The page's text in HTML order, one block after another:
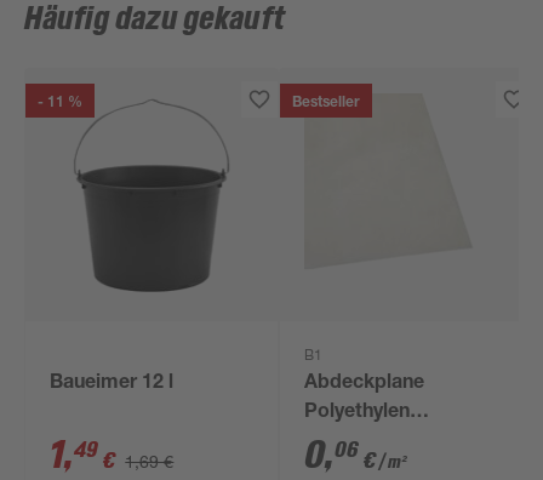
Häufig dazu gekauft
- 11 %
Baueimer 12 l
1,49 € 1,69 €
Bestseller
B1
Abdeckplane
Polyethylen
transparent 4 x 5 m
0,06 €/ m²